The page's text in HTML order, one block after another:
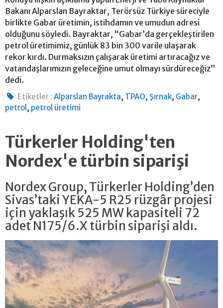
Bakanı Alparslan Bayraktar, Terörsüz Türkiye süreciyle
birlikte Gabar üretimin, istihdamın ve umudun adresi
olduğunu söyledi. Bayraktar, “Gabar’da gerçekleştirilen
petrol üretimimiz, günlük 83 bin 300 varile ulaşarak
rekor kırdı. Durmaksızın çalışarak üretimi artıracağız ve
vatandaşlarımızın geleceğine umut olmayı sürdüreceğiz”
dedi.
Etiketler : Alparslan Bayrakta, TPAO, Şırnak, Gabar,
petrol , petrol üretimi
Türkerler Holding'ten
Nordex'e türbin siparişi
Nordex Group, Türkerler Holding’den
Sivas’taki YEKA-5 R25 rüzgâr projesi
için yaklaşık 525 MW kapasiteli 72
adet N175/6.X türbin siparişi aldı.